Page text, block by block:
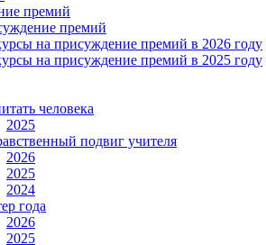
премий
премий
на присуждение премий в 2026 году
на присуждение премий в 2025 году
человека
2025
подвиг учителя
2026
2025
2024
года
2026
2025